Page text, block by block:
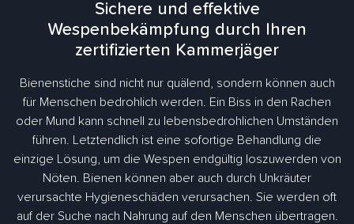
Sichere und effektive
Wespenbekämpfung durch Ihren
zertifizierten Kammerjäger
Bienenstiche sind nicht nur quälend, sondern können auch
für Menschen bedrohlich werden. Ein Biss in den Rachen
oder Mund kann schnell zu lebensbedrohlichen Umständen
führen. Letztendlich ist eine sofortige Behandlung die
einzige Lösung, um die Wespen endgültig loszuwerden von
Nöten. Bienen können aber auch durch Unkräuter
verursachte Hygieneschäden verursachen. Sie werden oft
auf der Suche nach Nahrung auf den Menschen übertragen.